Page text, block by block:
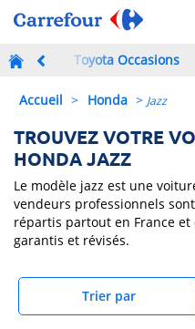
Toyota Occasions
Accueil > Honda > Jazz
TROUVEZ VOTRE
HONDA JAZZ
Le modèle jazz est une
vendeurs professionnels
répartis partout en France
garantis et révisés.
Trier par